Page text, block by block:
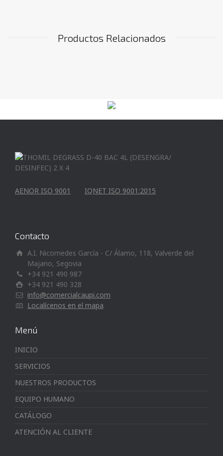
Productos Relacionados
AENOR ISO 9001 IQNET ISO 9001:2015
Contacto
A.I. Nicomedes García - C/ Álamo, 118, Valverde del
Majano, Segovia
+34 921 490 987
+34 921 490 328
info@comercialcaupi.com
Localícenos en el mapa
Menú
INICIO
SERVICIOS
NUESTROS PRODUCTOS
EQUIPO HUMANO
CATÁLOGO
ATENCIÓN AL CLIENTE